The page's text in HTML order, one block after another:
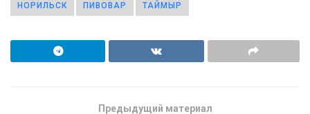
НОРИЛЬСК ПИВОВАР ТАЙМЫР
Предыдущий материал